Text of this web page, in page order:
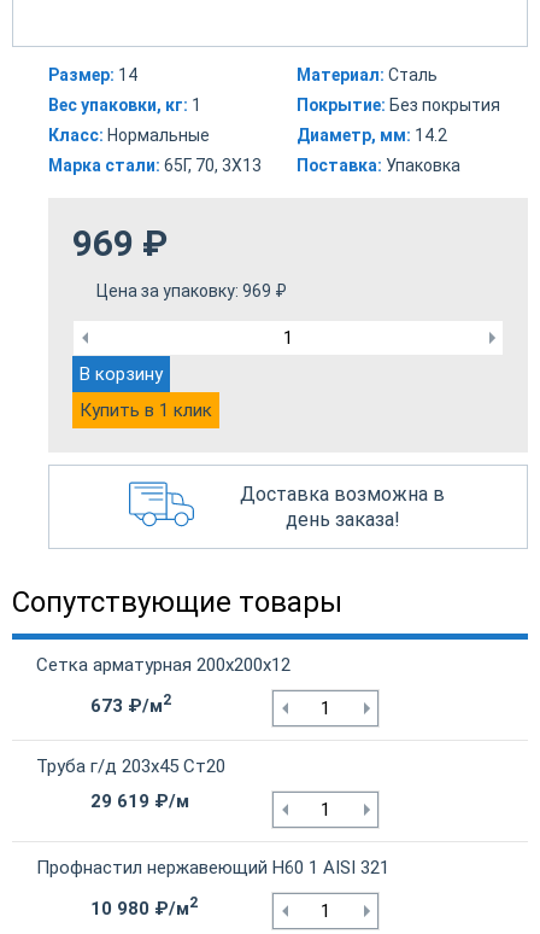
Размер: 14
Вес упаковки, кг: 1
Класс: Нормальные
Марка стали: 65Г, 70, 3Х13
Материал: Сталь
Покрытие: Без покрытия
Диаметр, мм: 14.2
Поставка: Упаковка
969 ₽
Цена за упаковку: 969 ₽
В корзину
Купить в 1 клик
Доставка возможна в
день заказа!
Сопутствующие товары
Сетка арматурная 200х200х12
673 ₽/м2
Труба г/д 203х45 Ст20
29 619 ₽/м
Профнастил нержавеющий Н60 1 AISI 321
10 980 ₽/м2